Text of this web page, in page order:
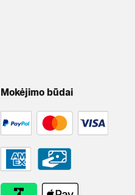
Mokėjimo būdai